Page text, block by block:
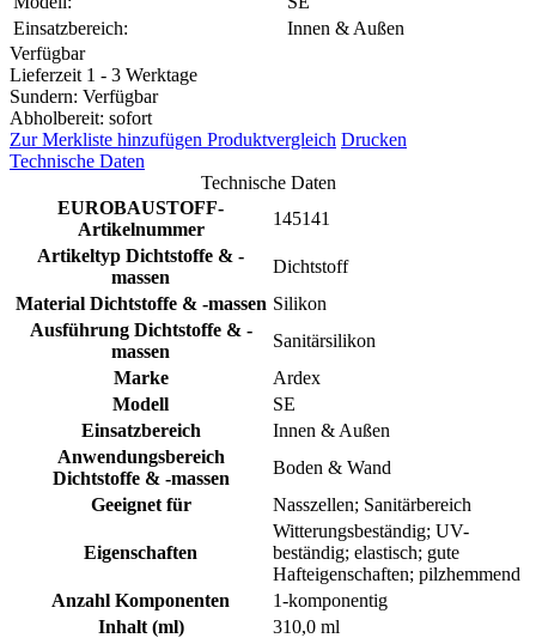
Einsatzbereich:
Innen & Außen
Verfügbar
Lieferzeit 1 - 3 Werktage
Sundern: Verfügbar
Abholbereit: sofort
Zur Merkliste hinzufügen Produktvergleich Drucken
Technische Daten
Technische Daten
EUROBAUSTOFF-
Artikelnummer
145141
Artikeltyp Dichtstoffe & -
massen
Dichtstoff
Material Dichtstoffe & -massen Silikon
Ausführung Dichtstoffe & -
massen
Sanitärsilikon
Marke
Ardex
Modell
SE
Einsatzbereich
Innen & Außen
Anwendungsbereich
Dichtstoffe & -massen
Boden & Wand
Geeignet für
Nasszellen; Sanitärbereich
Eigenschaften
Witterungsbeständig; UV-
beständig; elastisch; gute
Hafteigenschaften; pilzhemmend
Anzahl Komponenten
1-komponentig
Inhalt (ml)
310,0 ml